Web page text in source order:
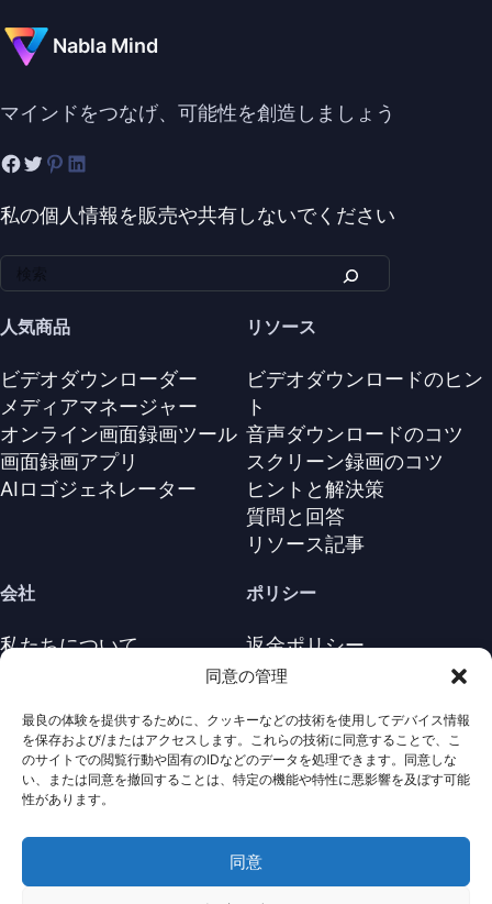
同意の管理
最良の体験を提供するために、クッキーなどの技術を使用してデバイス情報
を保存および/またはアクセスします。これらの技術に同意することで、こ
のサイトでの閲覧行動や固有のIDなどのデータを処理できます。同意しな
い、または同意を撤回することは、特定の機能や特性に悪影響を及ぼす可能
性があります。
同意
Nabla Mind
マインドをつなげ、可能性を創造しましょう
私の個人情報を販売や共有しないでください
人気商品
ビデオダウンローダー
メディアマネージャー
オンライン画面録画ツール
画面録画アプリ
AIロゴジェネレーター
リソース
ビデオダウンロードのヒン
ト
音声ダウンロードのコツ
スクリーン録画のコツ
ヒントと解決策
質問と回答
リソース記事
会社
私たちについて
ポリシー
返金ポリシー
プライバシーポリシー
利用規約
アンインストール
Cookieポリシ
2026
Mind
· 著作権は全て保護されていま
す。